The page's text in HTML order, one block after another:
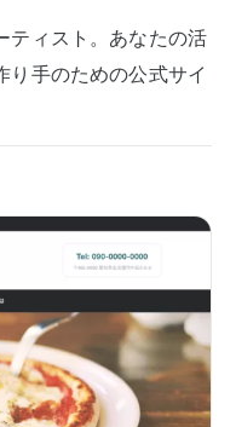
ティスト。あなたの活
手のための公式サイ